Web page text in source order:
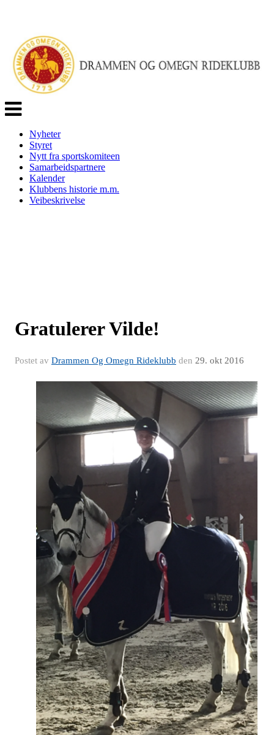
Veksle
navigasjon
Nyheter
Styret
Nytt fra sportskomiteen
Samarbeidspartnere
Kalender
Klubbens historie m.m.
Veibeskrivelse
Gratulerer Vilde!
Postet av Drammen Og Omegn Rideklubb den 29. okt 2016